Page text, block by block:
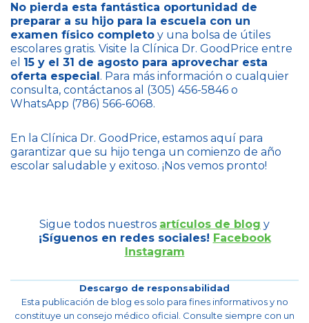
No pierda esta fantástica oportunidad de
preparar a su hijo para la escuela con un
examen físico completo y una bolsa de útiles
escolares gratis. Visite la Clínica Dr. GoodPrice entre
el 15 y el 31 de agosto para aprovechar esta
oferta especial. Para más información o cualquier
consulta, contáctanos al (305) 456-5846 o
WhatsApp (786) 566-6068.
En la Clínica Dr. GoodPrice, estamos aquí para
garantizar que su hijo tenga un comienzo de año
escolar saludable y exitoso. ¡Nos vemos pronto!
Sigue todos nuestros artículos de blog y
¡Síguenos en redes sociales! Facebook
Instagram
Descargo de responsabilidad
Esta publicación de blog es solo para fines informativos y no
constituye un consejo médico oficial. Consulte siempre con un